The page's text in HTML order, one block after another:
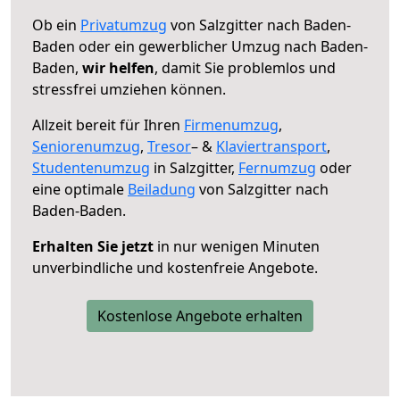
Ob ein Privatumzug von Salzgitter nach Baden-
Baden oder ein gewerblicher Umzug nach Baden-
Baden, wir helfen, damit Sie problemlos und
stressfrei umziehen können.
Allzeit bereit für Ihren Firmenumzug,
Seniorenumzug, Tresor– & Klaviertransport,
Studentenumzug in Salzgitter, Fernumzug oder
eine optimale Beiladung von Salzgitter nach
Baden-Baden.
Erhalten Sie jetzt in nur wenigen Minuten
unverbindliche und kostenfreie Angebote.
Kostenlose Angebote erhalten